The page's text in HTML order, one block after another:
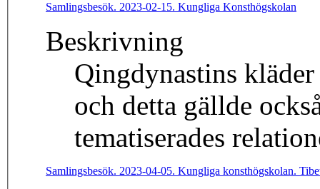
Samlingsbesök. 2023-02-15. Kungliga Konsthögskolan
Beskrivning
Qingdynastins
och detta gällde
tematiserades
Samlingsbesök. 2023-04-05. Kungliga konsthögskolan.